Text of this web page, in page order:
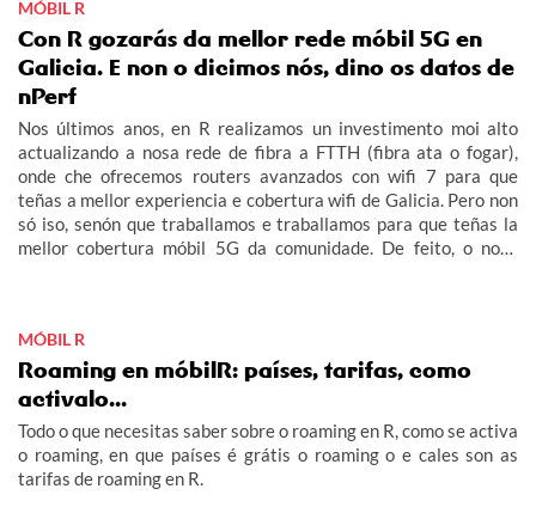
MÓBIL R
Con R gozarás da mellor rede móbil 5G en
Galicia. E non o dicimos nós, dino os datos de
nPerf
Nos últimos anos, en R realizamos un investimento moi alto
actualizando a nosa rede de fibra a FTTH (fibra ata o fogar),
onde che ofrecemos routers avanzados con wifi 7 para que
teñas a mellor experiencia e cobertura wifi de Galicia. Pero non
só iso, senón que traballamos e traballamos para que teñas la
mellor cobertura móbil 5G da comunidade. De feito, o noso
MÓBIL R
Roaming en móbilR: países, tarifas, como
activalo...
Todo o que necesitas saber sobre o roaming en R, como se activa
o roaming, en que países é grátis o roaming o e cales son as
tarifas de roaming en R.